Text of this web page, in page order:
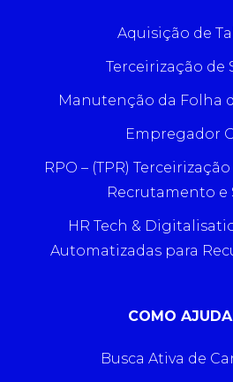
Aquisição de
Terceirização de
Manutenção da Folha
Empregador
RPO – (TPR)
Recrutamento e
HR Tech &
Automatizadas para
COMO
Busca Ativa de